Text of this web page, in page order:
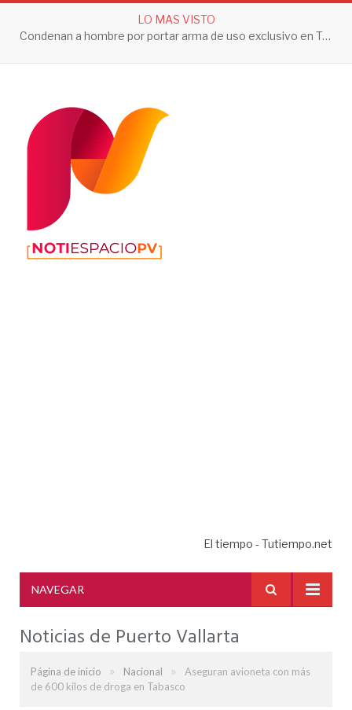
LO MAS VISTO
Condenan a hombre por portar arma de uso exclusivo en Tepic
El tiempo - Tutiempo.net
NAVEGAR
Noticias de Puerto Vallarta
Página de inicio » Nacional »
Aseguran avioneta con más
de 600 kilos de droga en Tabasco